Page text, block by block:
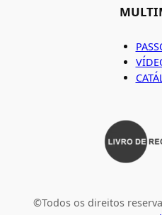
©Todos os direitos